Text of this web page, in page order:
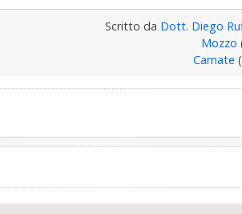
Scritto da Dott. Diego
Mozzo
Carnate